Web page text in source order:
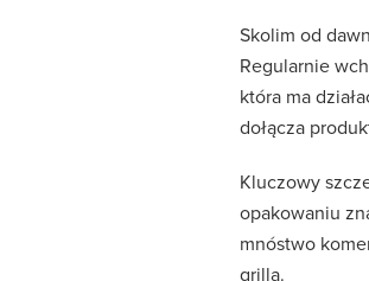
Skolim od
Regularnie
która ma
dołącza
Kluczowy
opakowaniu
mnóstwo
grilla.